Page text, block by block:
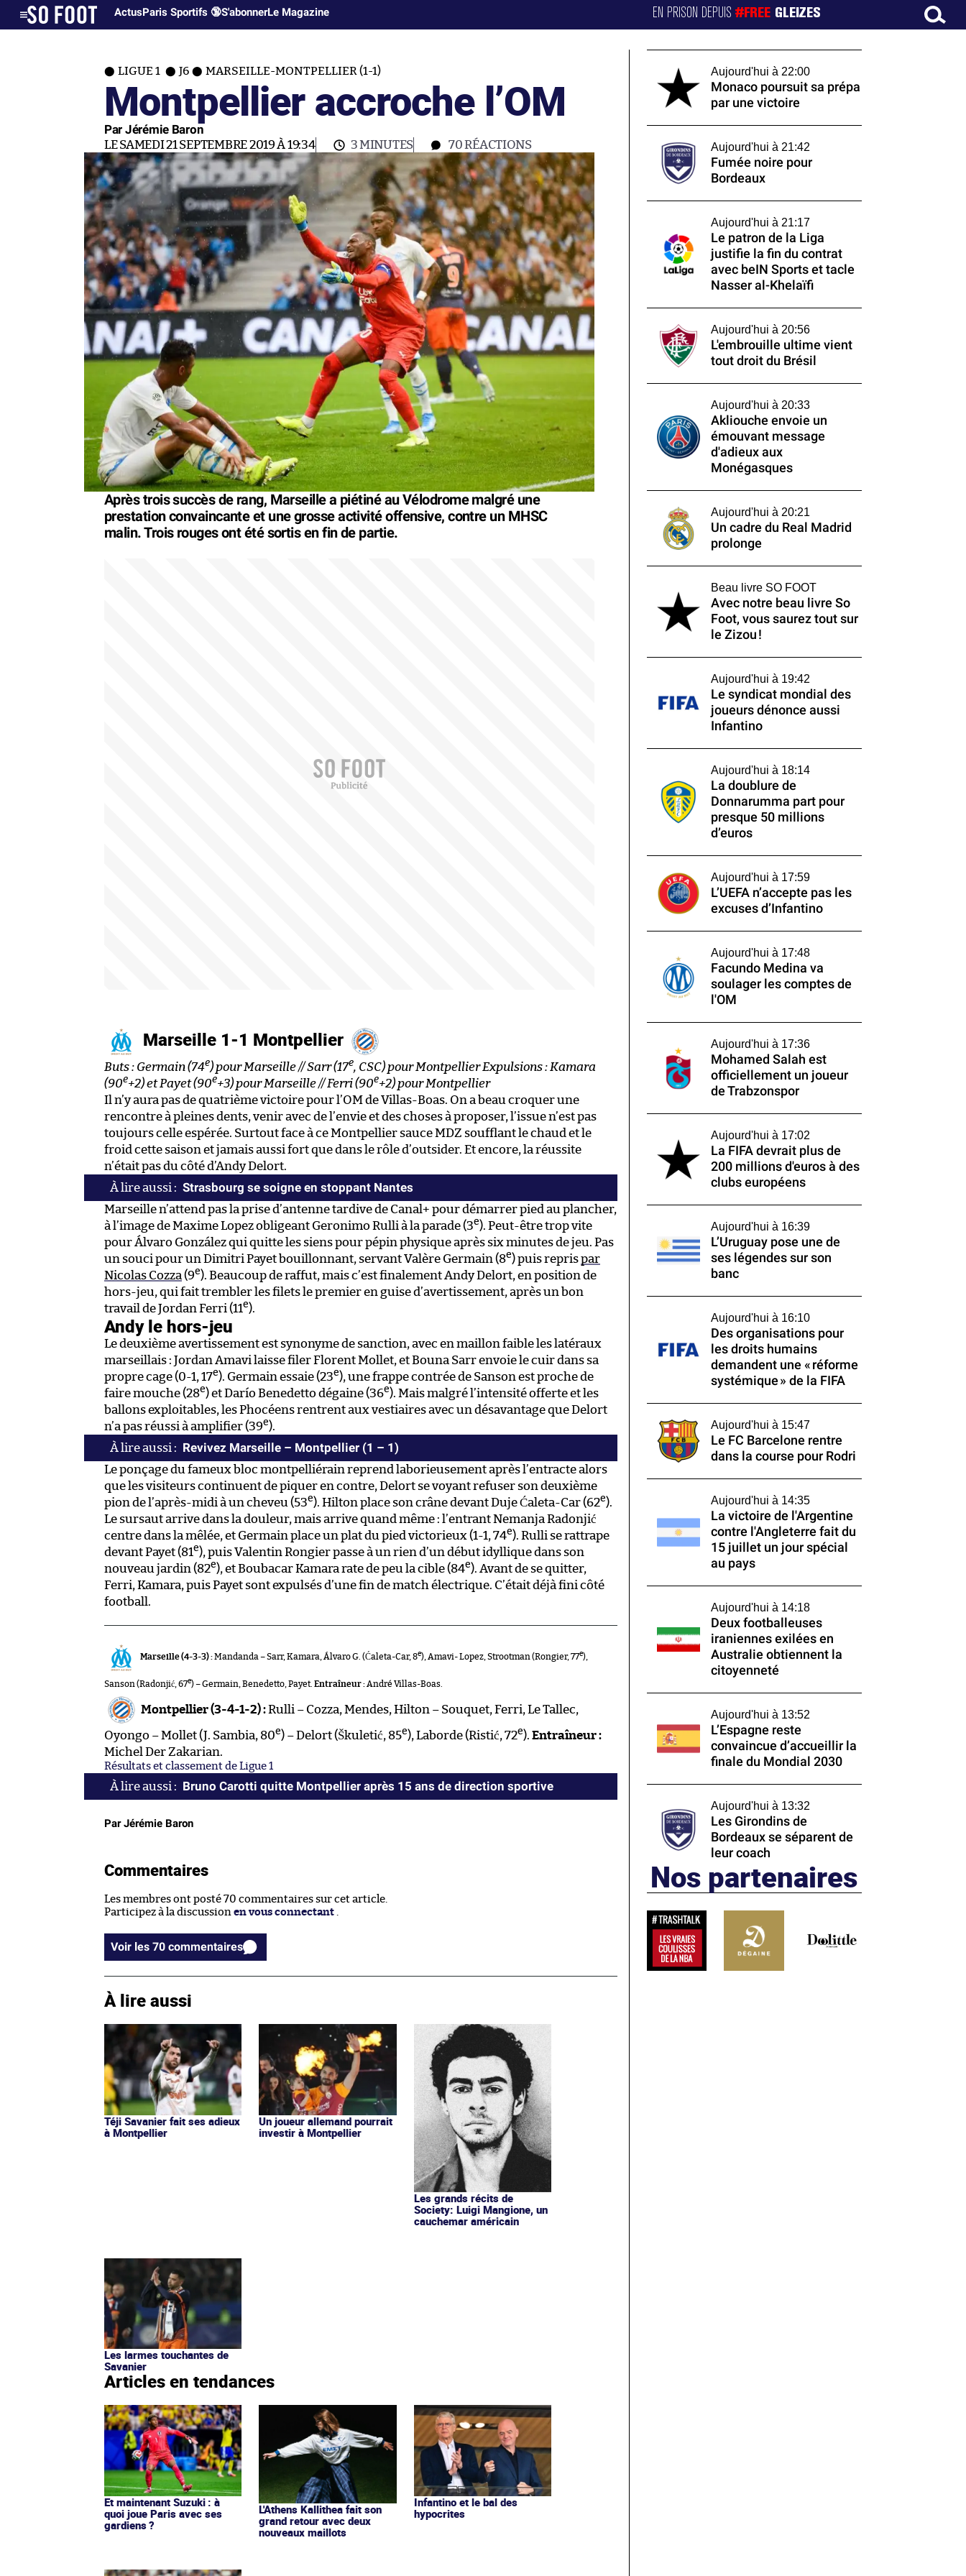
ActusParis Sportifs 🔞S'abonnerLe Magazine EN PRISON DEPUIS#FREE GLEIZES
LIGUE 1 J6 MARSEILLE-MONTPELLIER (1-1)
Montpellier accroche l’OM
Par Jérémie Baron
LE SAMEDI 21 SEPTEMBRE 2019 À 19:34 3 MINUTES 70RÉACTIONS
Après trois succès de rang, Marseille a piétiné au Vélodrome malgré une
prestation convaincante et une grosse activité offensive, contre un MHSC
malin. Trois rouges ont été sortis en fin de partie.
Marseille 1-1 Montpellier
Buts : Germain (74e) pour Marseille // Sarr (17e, CSC) pour Montpellier Expulsions : Kamara
(90e+2) et Payet (90e+3) pour Marseille // Ferri (90e+2) pour Montpellier
Il n’y aura pas de quatrième victoire pour l’OM de Villas-Boas. On a beau croquer une
rencontre à pleines dents, venir avec de l’envie et des choses à proposer, l’issue n’est pas
toujours celle espérée. Surtout face à ce Montpellier sauce MDZ soufflant le chaud et le
froid cette saison et jamais aussi fort que dans le rôle d’outsider. Et encore, la réussite
n’était pas du côté d’Andy Delort.
Strasbourg se soigne en stoppant Nantes
Marseille n’attend pas la prise d’antenne tardive de Canal+ pour démarrer pied au plancher,
à l’image de Maxime Lopez obligeant Geronimo Rulli à la parade (3e). Peut-être trop vite
pour Álvaro González qui quitte les siens pour pépin physique après six minutes de jeu. Pas
un souci pour un Dimitri Payet bouillonnant, servant Valère Germain (8e) puis reprispar
Nicolas Cozza (9e). Beaucoup de raffut, mais c’est finalement Andy Delort, en position de
hors-jeu, qui fait trembler les filets le premier en guise d’avertissement, après un bon
travail de Jordan Ferri (11e).
Andy le hors-jeu
Le deuxième avertissement est synonyme de sanction, avec en maillon faible les latéraux
marseillais : Jordan Amavi laisse filer Florent Mollet, et Bouna Sarr envoie le cuir dans sa
propre cage (0-1, 17e). Germain essaie (23e), une frappe contrée de Sanson est proche de
faire mouche (28e) et Darío Benedetto dégaine (36e). Mais malgré l’intensité offerte et les
ballons exploitables, les Phocéens rentrent aux vestiaires avec un désavantage que Delort
n’a pas réussi à amplifier (39e).
Revivez Marseille – Montpellier (1 – 1)
Le ponçage du fameux bloc montpelliérain reprend laborieusement après l’entracte alors
que les visiteurs continuent de piquer en contre, Delort se voyant refuser son deuxième
pion de l’après-midi à un cheveu (53e). Hilton place son crâne devant Duje Ćaleta-Car (62e).
Le sursaut arrive dans la douleur, mais arrive quand même : l’entrant Nemanja Radonjić
centre dans la mêlée, et Germain place un plat du pied victorieux (1-1, 74e). Rulli se rattrape
devant Payet (81e), puis Valentin Rongier passe à un rien d’un début idyllique dans son
nouveau jardin (82e), et Boubacar Kamara rate de peu la cible (84e). Avant de se quitter,
Ferri, Kamara, puis Payet sont expulsés d’une fin de match électrique. C’était déjà fini côté
football.
Marseille (4-3-3) :Mandanda – Sarr, Kamara, Álvaro G. (Ćaleta-Car, 8e), Amavi- Lopez, Strootman (Rongier, 77e),
Sanson (Radonjić, 67e) – Germain, Benedetto, Payet. Entraîneur : André Villas-Boas.
Montpellier (3-4-1-2) :Rulli – Cozza, Mendes, Hilton – Souquet, Ferri, Le Tallec,
Oyongo – Mollet (J. Sambia, 80e) – Delort (Škuletić, 85e), Laborde (Ristić, 72e). Entraîneur :
Michel Der Zakarian.
Résultats et classement de Ligue 1
Bruno Carotti quitte Montpellier après 15 ans de direction sportive
Par Jérémie Baron
Commentaires
Les membres ont posté 70 commentaires sur cet article.
Participez à la discussion en vous connectant .
Voir les 70 commentaires
À lire aussi
Téji Savanier fait ses adieux
à Montpellier
Un joueur allemand pourrait
investir à Montpellier
Les grands récits de
Society: Luigi Mangione, un
cauchemar américain
Les larmes touchantes de
Savanier
Articles en tendances
Et maintenant Suzuki : à
quoi joue Paris avec ses
gardiens ?
L'Athens Kallithea fait son
grand retour avec deux
nouveaux maillots
Infantino et le bal des
hypocrites
Aujourd'hui à 22:00
Monaco poursuit sa prépa
par une victoire
Aujourd'hui à 21:42
Fumée noire pour
Bordeaux
Aujourd'hui à 21:17
Le patron de la Liga
justifie la fin du contrat
avec beIN Sports et tacle
Nasser al-Khelaïfi
Aujourd'hui à 20:56
L'embrouille ultime vient
tout droit du Brésil
Aujourd'hui à 20:33
Akliouche envoie un
émouvant message
d'adieux aux
Monégasques
Aujourd'hui à 20:21
Un cadre du Real Madrid
prolonge
Beau livre SO FOOT
Avec notre beau livre So
Foot, vous saurez tout sur
le Zizou !
Aujourd'hui à 19:42
Le syndicat mondial des
joueurs dénonce aussi
Infantino
Aujourd'hui à 18:14
La doublure de
Donnarumma part pour
presque 50 millions
d’euros
Aujourd'hui à 17:59
L’UEFA n’accepte pas les
excuses d’Infantino
Aujourd'hui à 17:48
Facundo Medina va
soulager les comptes de
l'OM
Aujourd'hui à 17:36
Mohamed Salah est
officiellement un joueur
de Trabzonspor
Aujourd'hui à 17:02
La FIFA devrait plus de
200 millions d'euros à des
clubs européens
Aujourd'hui à 16:39
L’Uruguay pose une de
ses légendes sur son
banc
Aujourd'hui à 16:10
Des organisations pour
les droits humains
demandent une « réforme
systémique » de la FIFA
Aujourd'hui à 15:47
Le FC Barcelone rentre
dans la course pour Rodri
Aujourd'hui à 14:35
La victoire de l'Argentine
contre l'Angleterre fait du
15 juillet un jour spécial
au pays
Aujourd'hui à 14:18
Deux footballeuses
iraniennes exilées en
Australie obtiennent la
citoyenneté
Aujourd'hui à 13:52
L’Espagne reste
convaincue d’accueillir la
finale du Mondial 2030
Aujourd'hui à 13:32
Les Girondins de
Bordeaux se séparent de
leur coach
Nos partenaires